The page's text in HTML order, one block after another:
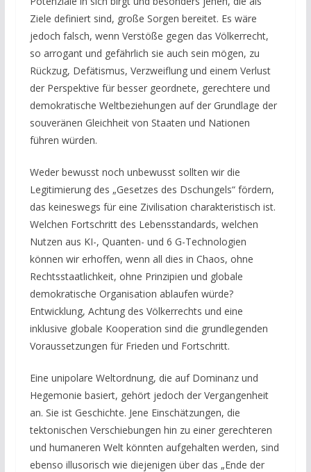
Ziele definiert sind, große Sorgen bereitet. Es wäre
jedoch falsch, wenn Verstöße gegen das Völkerrecht,
so arrogant und gefährlich sie auch sein mögen, zu
Rückzug, Defätismus, Verzweiflung und einem Verlust
der Perspektive für besser geordnete, gerechtere und
demokratische Weltbeziehungen auf der Grundlage der
souveränen Gleichheit von Staaten und Nationen
führen würden.
Weder bewusst noch unbewusst sollten wir die
Legitimierung des „Gesetzes des Dschungels“ fördern,
das keineswegs für eine Zivilisation charakteristisch ist.
Welchen Fortschritt des Lebensstandards, welchen
Nutzen aus KI-, Quanten- und 6 G-Technologien
können wir erhoffen, wenn all dies in Chaos, ohne
Rechtsstaatlichkeit, ohne Prinzipien und globale
demokratische Organisation ablaufen würde?
Entwicklung, Achtung des Völkerrechts und eine
inklusive globale Kooperation sind die grundlegenden
Voraussetzungen für Frieden und Fortschritt.
Eine unipolare Weltordnung, die auf Dominanz und
Hegemonie basiert, gehört jedoch der Vergangenheit
an. Sie ist Geschichte. Jene Einschätzungen, die
tektonischen Verschiebungen hin zu einer gerechteren
und humaneren Welt könnten aufgehalten werden, sind
ebenso illusorisch wie diejenigen über das „Ende der